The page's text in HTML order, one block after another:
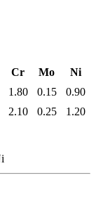
Cr Mo
Ni
1.80 0.15
0.90
2.10 0.25
1.20